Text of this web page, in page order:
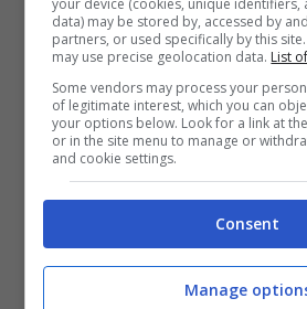
per 5,5 milioni, ma tra scelte
adattamento e, come detto,
serrata, aggiungiamoci nella
anche l’esplosione di un
(durissima scalzarlo nelle
l’avventura in rossoblù si è
infinita: solo panchine e zero
data) may be stored by, accessed by
partners, or used specifically by this
may use precise geolocation data. List
Some vendors may process your
of legitimate interest, which you can
your options below. Look for a link at
or in the site menu to manage or
and cookie settings.
Consent
Manage